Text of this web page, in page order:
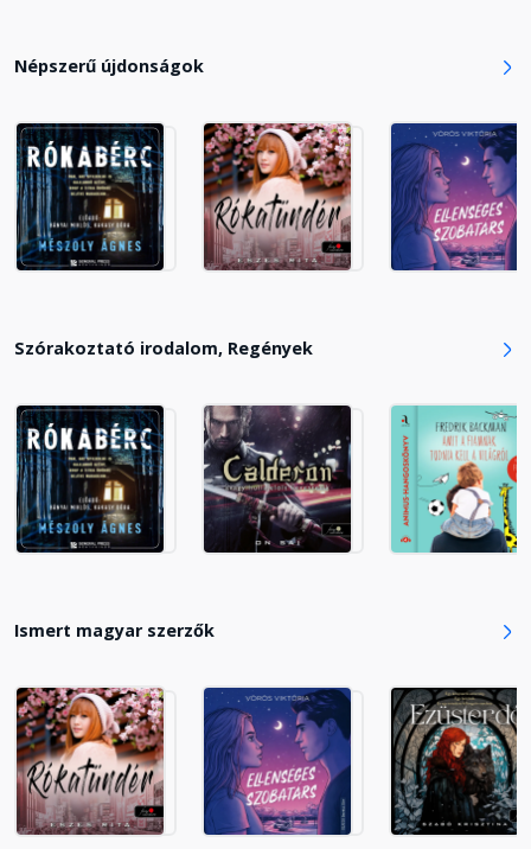
Fejezet hossza: 00:11:40
20. fejezet
Fejezet hossza: 00:15:44
21. fejezet
23. fejezet
Fejezet hossza: 00:39:01
25. fejezet
Fejezet hossza: 00:12:05
26. fejezet
Fejezet hossza: 00:17:05
Népszerű újdonságok
Szórakoztató irodalom, Regények
Ismert magyar szerzők